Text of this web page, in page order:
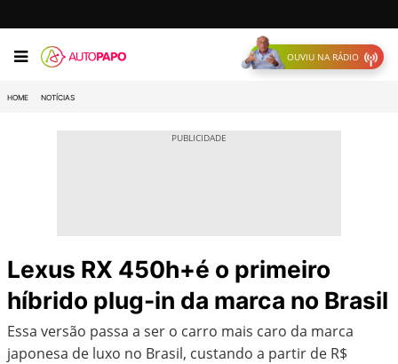
OUVIU NA RÁDIO
HOME NOTÍCIAS
Lexus RX 450h+é o primeiro
híbrido plug-in da marca no Brasil
Essa versão passa a ser o carro mais caro da marca
japonesa de luxo no Brasil, custando a partir de R$